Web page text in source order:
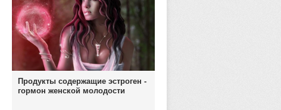
Продукты содержащие эстроген -
гормон женской молодости